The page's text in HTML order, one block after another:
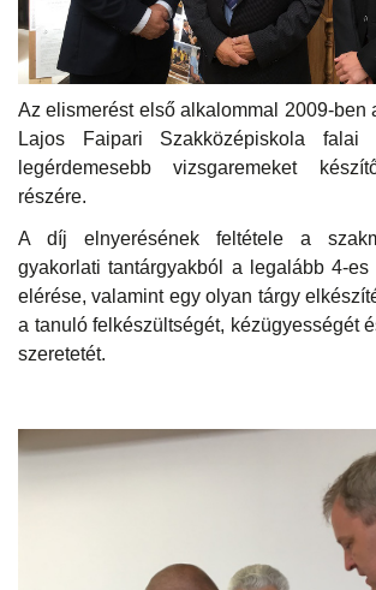
Az elismerést első alkalommal 2009-ben
Lajos Faipari Szakközépiskola
legérdemesebb vizsgaremeket
részére.
A díj elnyerésének feltétele a
gyakorlati tantárgyakból a legalább 4-es
elérése, valamint egy olyan tárgy
a tanuló felkészültségét, kézügyességét
szeretetét.